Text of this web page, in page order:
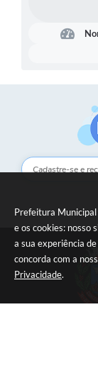
Prefeitura
e os cookies: nosso
a sua experiência
concorda com a
Privacidade.